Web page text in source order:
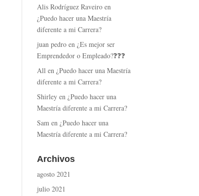
Alis Rodríguez Raveiro en
¿Puedo hacer una Maestría
diferente a mi Carrera?
juan pedro en¿Es mejor ser
Emprendedor o Empleado?❓❓❓
All en¿Puedo hacer una Maestría
diferente a mi Carrera?
Shirley en¿Puedo hacer una
Maestría diferente a mi Carrera?
Sam en¿Puedo hacer una
Maestría diferente a mi Carrera?
Archivos
agosto 2021
julio 2021